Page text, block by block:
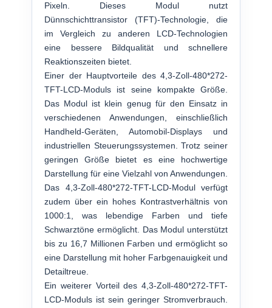
Pixeln. Dieses Modul nutzt
Dünnschichttransistor (TFT)-Technologie, die
im Vergleich zu anderen LCD-Technologien
eine bessere Bildqualität und schnellere
Reaktionszeiten bietet.
Einer der Hauptvorteile des 4,3-Zoll-480*272-
TFT-LCD-Moduls ist seine kompakte Größe.
Das Modul ist klein genug für den Einsatz in
verschiedenen Anwendungen, einschließlich
Handheld-Geräten, Automobil-Displays und
industriellen Steuerungssystemen. Trotz seiner
geringen Größe bietet es eine hochwertige
Darstellung für eine Vielzahl von Anwendungen.
Das 4,3-Zoll-480*272-TFT-LCD-Modul verfügt
zudem über ein hohes Kontrastverhältnis von
1000:1, was lebendige Farben und tiefe
Schwarztöne ermöglicht. Das Modul unterstützt
bis zu 16,7 Millionen Farben und ermöglicht so
eine Darstellung mit hoher Farbgenauigkeit und
Detailtreue.
Ein weiterer Vorteil des 4,3-Zoll-480*272-TFT-
LCD-Moduls ist sein geringer Stromverbrauch.